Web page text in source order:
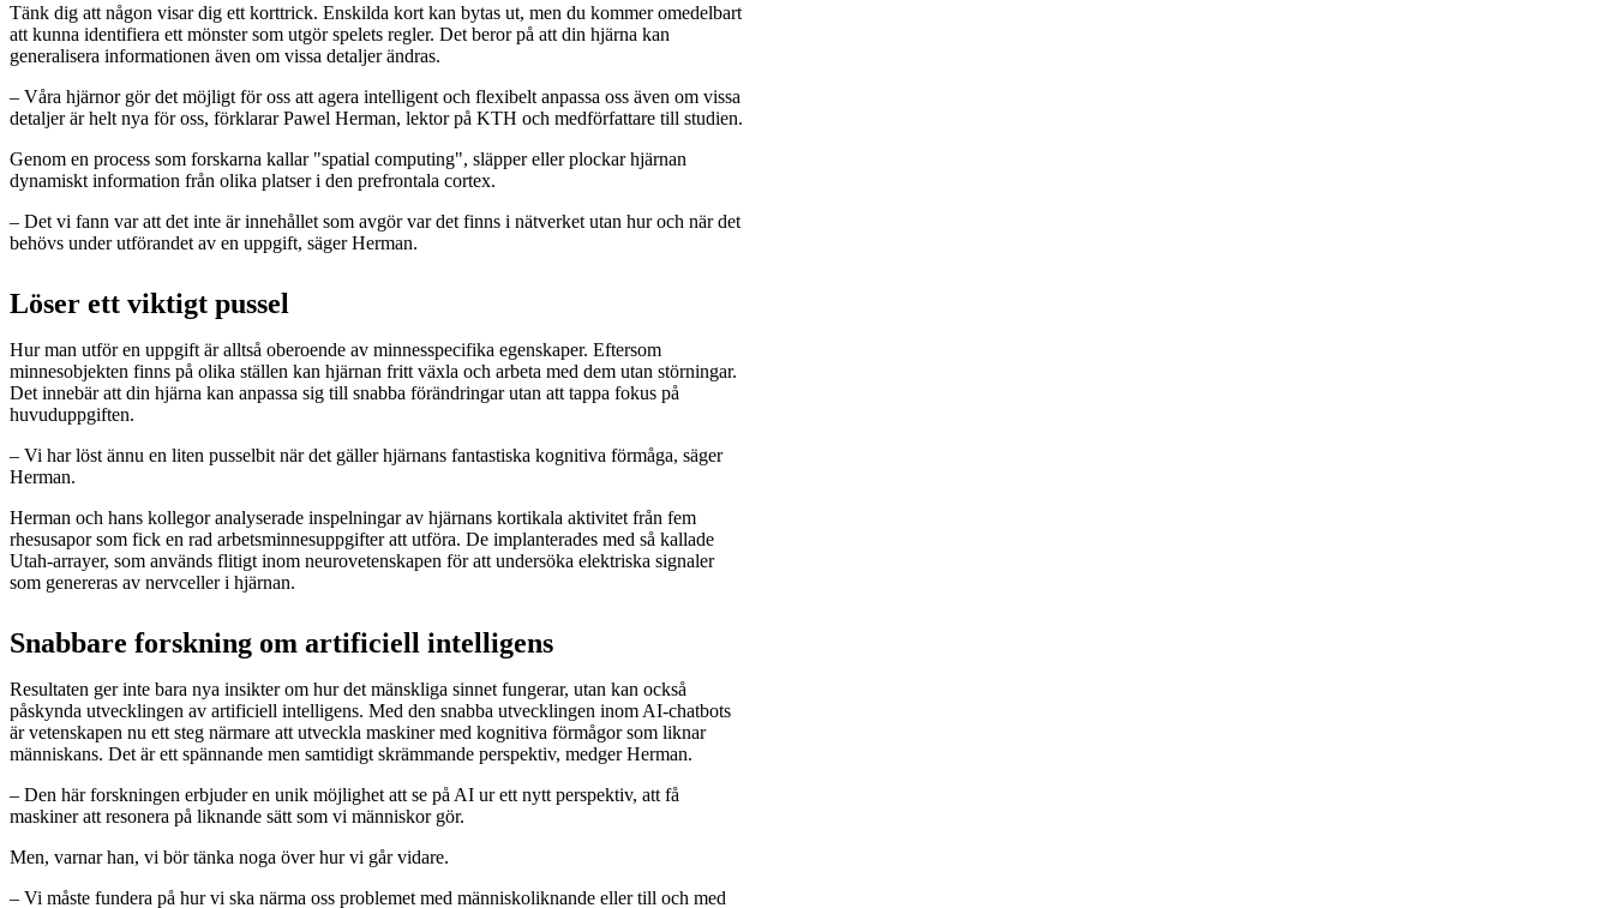
Tänk dig att någon visar dig ett korttrick. Enskilda kort kan bytas ut, men du kommer omedelbart
att kunna identifiera ett mönster som utgör spelets regler. Det beror på att din hjärna kan
generalisera informationen även om vissa detaljer ändras.
– Våra hjärnor gör det möjligt för oss att agera intelligent och flexibelt anpassa oss även om vissa
detaljer är helt nya för oss, förklarar Pawel Herman, lektor på KTH och medförfattare till studien.
Genom en process som forskarna kallar "spatial computing", släpper eller plockar hjärnan
dynamiskt information från olika platser i den prefrontala cortex.
– Det vi fann var att det inte är innehållet som avgör var det finns i nätverket utan hur och när det
behövs under utförandet av en uppgift, säger Herman.
Löser ett viktigt pussel
Hur man utför en uppgift är alltså oberoende av minnesspecifika egenskaper. Eftersom
minnesobjekten finns på olika ställen kan hjärnan fritt växla och arbeta med dem utan störningar.
Det innebär att din hjärna kan anpassa sig till snabba förändringar utan att tappa fokus på
huvuduppgiften.
– Vi har löst ännu en liten pusselbit när det gäller hjärnans fantastiska kognitiva förmåga, säger
Herman.
Herman och hans kollegor analyserade inspelningar av hjärnans kortikala aktivitet från fem
rhesusapor som fick en rad arbetsminnesuppgifter att utföra. De implanterades med så kallade
Utah-arrayer, som används flitigt inom neurovetenskapen för att undersöka elektriska signaler
som genereras av nervceller i hjärnan.
Snabbare forskning om artificiell intelligens
Resultaten ger inte bara nya insikter om hur det mänskliga sinnet fungerar, utan kan också
påskynda utvecklingen av artificiell intelligens. Med den snabba utvecklingen inom AI-chatbots
är vetenskapen nu ett steg närmare att utveckla maskiner med kognitiva förmågor som liknar
människans. Det är ett spännande men samtidigt skrämmande perspektiv, medger Herman.
– Den här forskningen erbjuder en unik möjlighet att se på AI ur ett nytt perspektiv, att få
maskiner att resonera på liknande sätt som vi människor gör.
Men, varnar han, vi bör tänka noga över hur vi går vidare.
– Vi måste fundera på hur vi ska närma oss problemet med människoliknande eller till och med